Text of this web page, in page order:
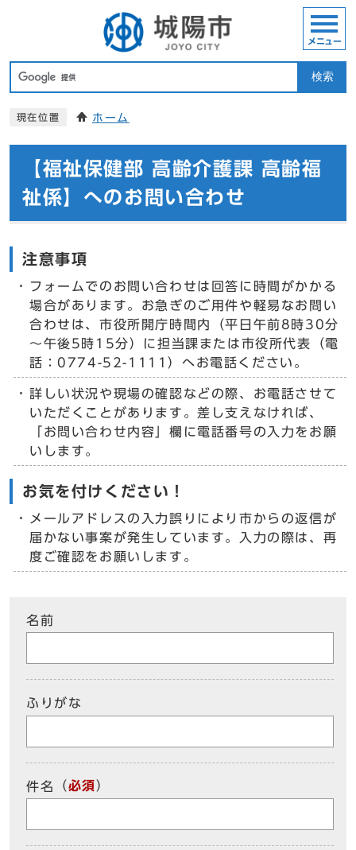
検索
メニュー
現在位置 ホーム
【福祉保健部 高齢介護課 高齢福
祉係】へのお問い合わせ
注意事項
フォームでのお問い合わせは回答に時間がかかる
場合があります。お急ぎのご用件や軽易なお問い
合わせは、市役所開庁時間内（平日午前8時30分
～午後5時15分）に担当課または市役所代表（電
話：0774-52-1111）へお電話ください。
詳しい状況や現場の確認などの際、お電話させて
いただくことがあります。差し支えなければ、
「お問い合わせ内容」欄に電話番号の入力をお願
いします。
お気を付けください！
メールアドレスの入力誤りにより市からの返信が
届かない事案が発生しています。入力の際は、再
度ご確認をお願いします。
名前
ふりがな
件名 （必須）